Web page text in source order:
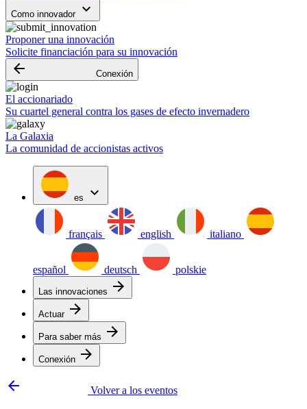
Como innovador keyboard_arrow_down
Proponer una innovación
Solicite financiación para su innovación
arrow_backward Conexión
El accionariado
Su cuartel general contra los gases de efecto invernadero
La Galaxia
La comunidad de accionistas activos
es expand_more
français english italiano
español deutsch polskie
Las innovaciones arrow_forward
Actuar arrow_forward
Para saber más arrow_forward
Conexión arrow_forward
arrow_backward
Volver a los eventos